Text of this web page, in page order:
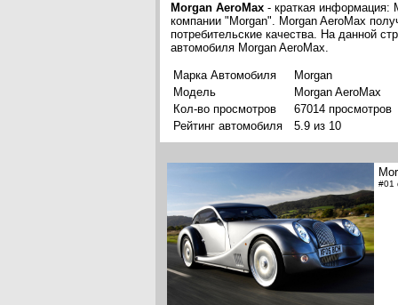
Morgan AeroMax - краткая информация:
компании "Morgan". Morgan AeroMax
потребительские качества. На данной
автомобиля Morgan AeroMax.
Марка Автомобиля
Morgan
Модель
Morgan AeroMax
Кол-во просмотров
67014 просмотров
Рейтинг автомобиля
5.9 из 10
#01